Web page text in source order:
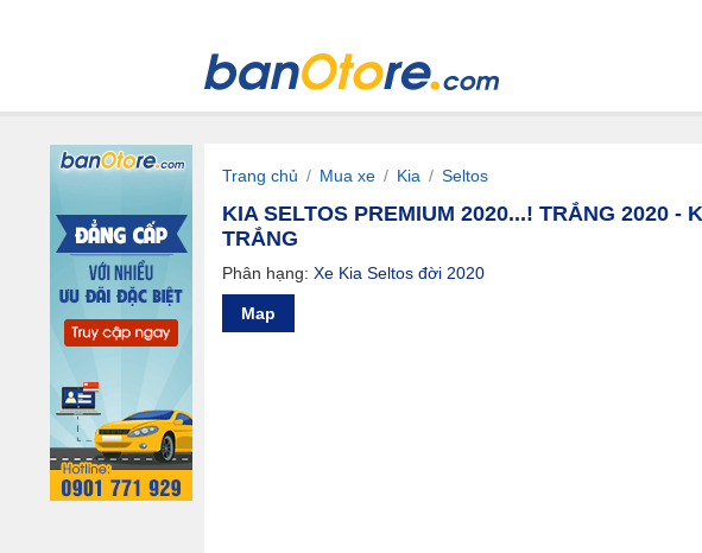
Trang chủ / Mua xe / Kia / Seltos
KIA SELTOS PREMIUM 2020...! TRẮNG 2020 -
TRẮNG
Phân hạng: Xe Kia Seltos đời 2020
Map